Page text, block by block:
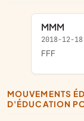
MMM
2018-12-18
FFF
MOUVEMENTS ÉDUCATIFS DE JEUNESSE ET
D'ÉDUCATION